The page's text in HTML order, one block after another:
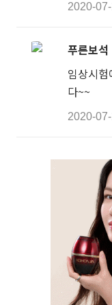
2020-
푸른보석
임상시
다~~
2020-